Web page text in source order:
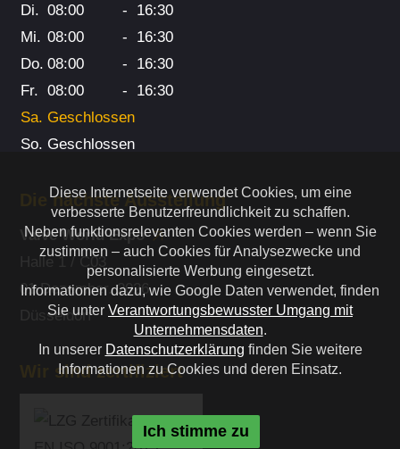
Di. 08:00 -
16:30
Mi. 08:00 -
16:30
Do. 08:00 -
16:30
Fr. 08:00 -
16:30
Sa. Geschlossen
So. Geschlossen
Die nächste Ausstellung
Valve World Expo
Halle 1 / C03
01 Dezember. 2026
Düsseldorf
Wir sind zertifiziert
Diese Internetseite verwendet Cookies, um eine
verbesserte Benutzerfreundlichkeit zu schaffen.
Neben funktionsrelevanten Cookies werden – wenn Sie
zustimmen – auch Cookies für Analysezwecke und
personalisierte Werbung eingesetzt.
Informationen dazu, wie Google Daten verwendet, finden
Sie unter Verantwortungsbewusster Umgang mit
Unternehmensdaten.
In unserer Datenschutzerklärung finden Sie weitere
Informationen zu Cookies und deren Einsatz.
Ich stimme zu